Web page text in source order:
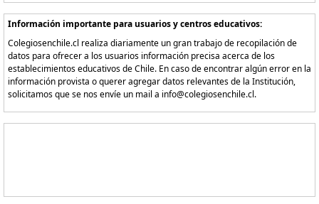
Información importante para usuarios y centros educativos:
Colegiosenchile.cl realiza diariamente un gran trabajo de recopilación de
datos para ofrecer a los usuarios información precisa acerca de los
establecimientos educativos de Chile. En caso de encontrar algún error en la
información provista o querer agregar datos relevantes de la Institución,
solicitamos que se nos envíe un mail a info@colegiosenchile.cl.